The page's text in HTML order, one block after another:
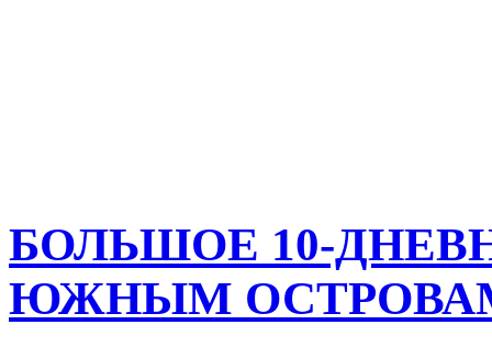
БОЛЬШОЕ 10-
ЮЖНЫМ